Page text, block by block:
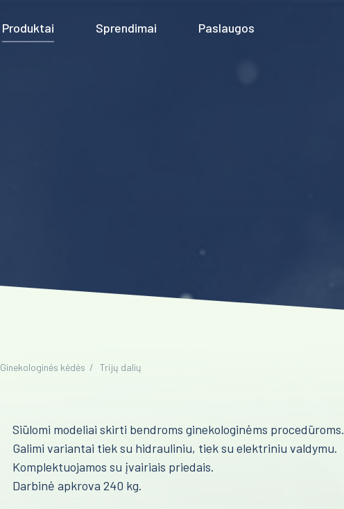
Produktai Sprendimai Paslaugos
Ginekologinės kėdės Trijų dalių
Siūlomi modeliai skirti bendroms ginekologinėms procedūroms.
Galimi variantai tiek su hidrauliniu, tiek su elektriniu valdymu.
Komplektuojamos su įvairiais priedais.
Darbinė apkrova 240 kg.